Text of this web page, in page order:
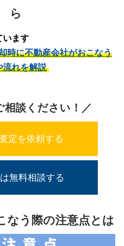
ら
います
時に不動産会社がおこなう
流れを解説
相談ください！／
定を依頼する
無料相談する
なう際の注意点とは